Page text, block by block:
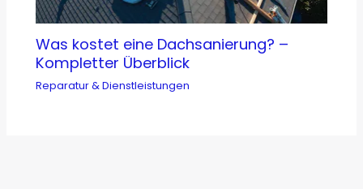
Was kostet eine Dachsanierung? –
Kompletter Überblick
Reparatur & Dienstleistungen